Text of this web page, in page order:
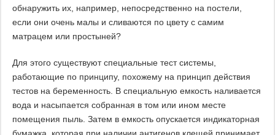
обнаружить их, например, непосредственно на постели,
если они очень малы и сливаются по цвету с самим
матрацем или простыней?
Для этого существуют специальные тест системы,
работающие по принципу, похожему на принцип действия
тестов на беременность. В специальную емкость наливается
вода и насыпается собранная в том или ином месте
помещения пыль. Затем в емкость опускается индикаторная